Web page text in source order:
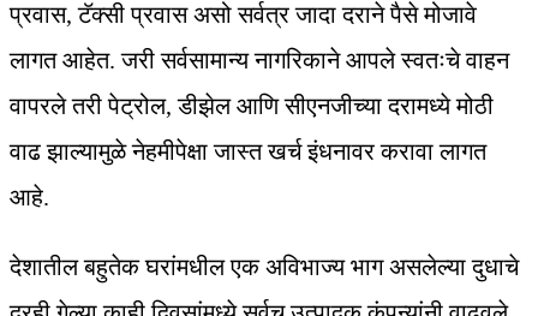
प्रवास, टॅक्सी प्रवास असो सर्वत्र जादा दराने पैसे मोजावे
लागत आहेत. जरी सर्वसामान्य नागरिकाने आपले स्वतःचे वाहन
वापरले तरी पेट्रोल, डीझेल आणि सीएनजीच्या दरामध्ये मोठी
वाढ झाल्यामुळे नेहमीपेक्षा जास्त खर्च इंधनावर करावा लागत
आहे.
देशातील बहुतेक घरांमधील एक अविभाज्य भाग असलेल्या दुधाचे